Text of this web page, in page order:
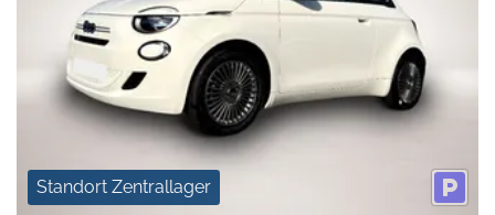
Standort Zentrallager